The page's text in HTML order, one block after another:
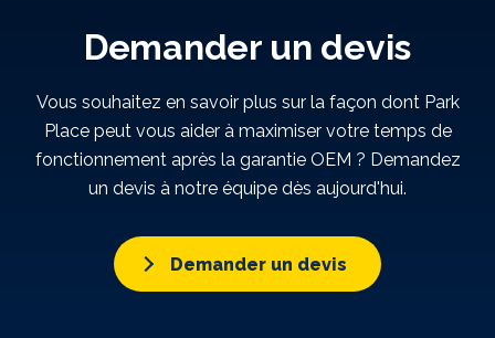
Demander un devis
Vous souhaitez en savoir plus sur la façon dont Park
Place peut vous aider à maximiser votre temps de
fonctionnement après la garantie OEM ? Demandez
un devis à notre équipe dès aujourd'hui.
Demander un devis